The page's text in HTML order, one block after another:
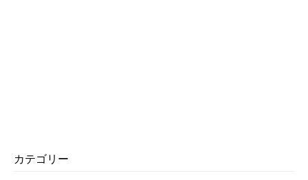
カテゴリー